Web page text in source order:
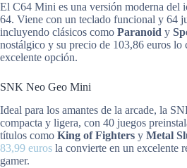
El C64 Mini es una versión moderna del
64. Viene con un teclado funcional y 64
incluyendo clásicos como Paranoid y
nostálgico y su precio de 103,86 euros lo
excelente opción.
SNK Neo Geo Mini
Ideal para los amantes de la arcade, la
compacta y ligera, con 40 juegos
títulos como King of Fighters y Metal
83,99 euros la convierte en un excelente
gamer.